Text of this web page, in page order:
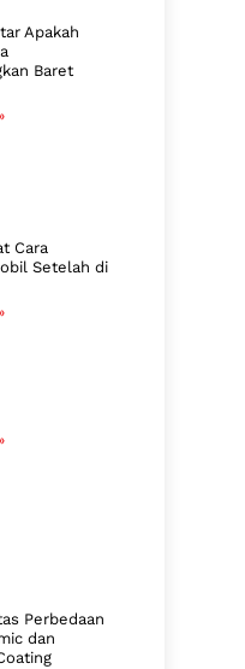
Apakah
Baret
Cara
Setelah di
Perbedaan
dan